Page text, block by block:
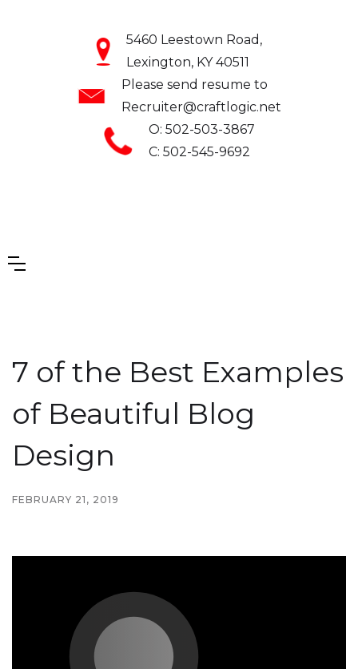
5460 Leestown Road,
Lexington, KY 40511
Please send resume to
Recruiter@craftlogic.net
O: 502-503-3867
C: 502-545-9692
7 of the Best Examples
of Beautiful Blog
Design
FEBRUARY 21, 2019